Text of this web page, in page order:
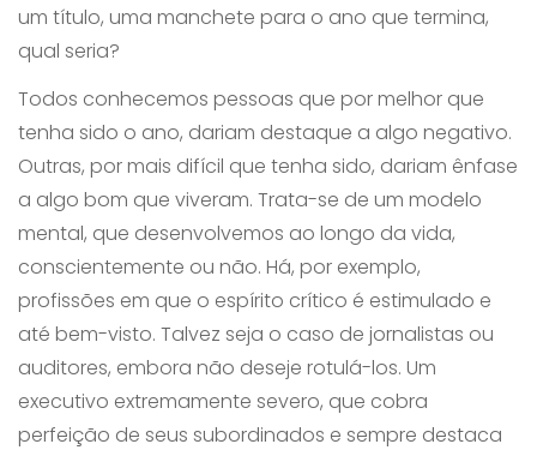
um título, uma manchete para o ano que termina,
qual seria?
Todos conhecemos pessoas que por melhor que
tenha sido o ano, dariam destaque a algo negativo.
Outras, por mais difícil que tenha sido, dariam ênfase
a algo bom que viveram. Trata-se de um modelo
mental, que desenvolvemos ao longo da vida,
conscientemente ou não. Há, por exemplo,
profissões em que o espírito crítico é estimulado e
até bem-visto. Talvez seja o caso de jornalistas ou
auditores, embora não deseje rotulá-los. Um
executivo extremamente severo, que cobra
perfeição de seus subordinados e sempre destaca